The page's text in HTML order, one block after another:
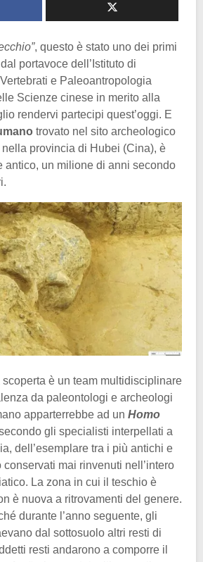
, questo è stato uno dei primi
portavoce dell’Istituto di
e Paleoantropologia
Scienze cinese in merito alla
rendervi partecipi quest’oggi. E
trovato nel sito archeologico
provincia di Hubei (Cina), è
antico, un milione di anni secondo
è un team multidisciplinare
da paleontologi e archeologi
apparterrebbe ad un Homo
gli specialisti interpellati a
dell’esemplare tra i più antichi e
mai rinvenuti nell’intero
La zona in cui il teschio è
è nuova a ritrovamenti del genere.
durante l’anno seguente, gli
dal sottosuolo altri resti di
resti andarono a comporre il